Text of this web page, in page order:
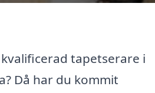
tapetserare i
Då har du kommit